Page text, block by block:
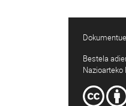
Bestela
Nazioarteko